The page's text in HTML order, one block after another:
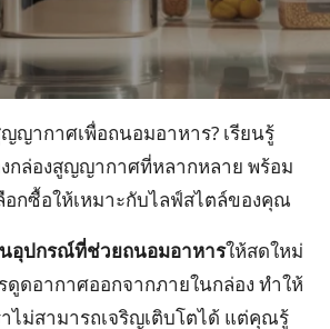
ญากาศเพื่อถนอมอาหาร? เรียนรู้
กล่องสูญญากาศที่หลากหลาย พร้อม
อกซื้อให้เหมาะกับไลฟ์สไตล์ของคุณ
อุปกรณ์ที่ช่วยถนอมอาหารให้สดใหม่
ดอากาศออกจากภายในกล่อง ทำให้
ไม่สามารถเจริญเติบโตได้ แต่คุณรู้